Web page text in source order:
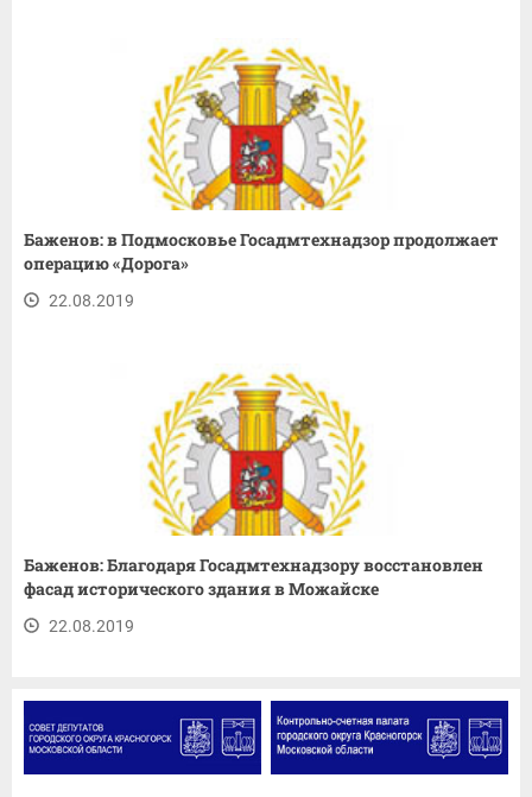
Баженов: в Подмосковье Госадмтехнадзор продолжает
операцию «Дорога»
22.08.2019
Баженов: Благодаря Госадмтехнадзору восстановлен
фасад исторического здания в Можайске
22.08.2019